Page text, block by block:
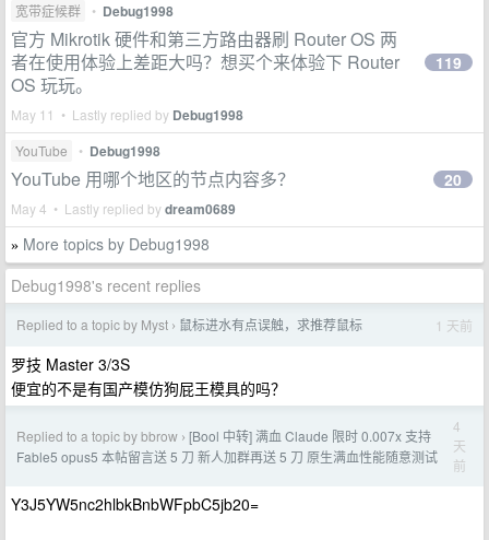
宽带症候群 • Debug1998
官方 Mikrotik 硬件和第三方路由器刷 Router OS 两
者在使用体验上差距大吗？想买个来体验下 Router
OS 玩玩。
May 11 • Lastly replied by Debug1998
119
YouTube • Debug1998
YouTube 用哪个地区的节点内容多？
May 4 • Lastly replied bydream0689
20
» More topics by Debug1998
Debug1998's recent replies
Replied to a topic by Myst › 鼠标进水有点误触，求推荐鼠标 1 天前
罗技 Master 3/3S
便宜的不是有国产模仿狗屁王模具的吗？
Replied to a topic by bbrow › [Bool 中转] 满血 Claude 限时 0.007x 支持
Fable5 opus5 本帖留言送 5 刀 新人加群再送 5 刀 原生满血性能随意测试
4
天
前
Y3J5YW5nc2hlbkBnbWFpbC5jb20=